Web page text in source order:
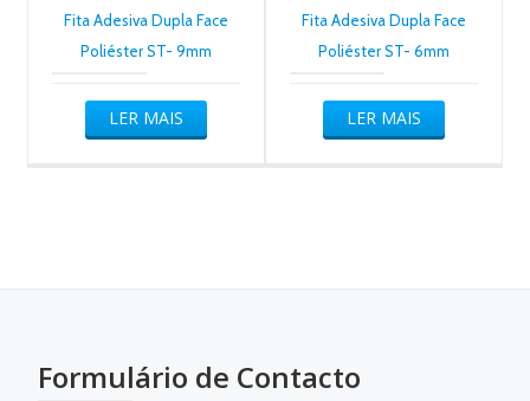
Fita Adesiva Dupla Face
Poliéster ST- 9mm
LER MAIS
Fita Adesiva Dupla Face
Poliéster ST- 6mm
LER MAIS
Formulário de Contacto